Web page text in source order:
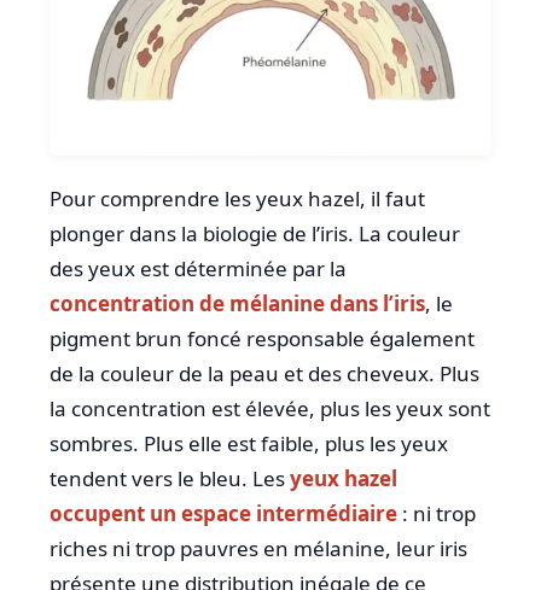
Pour comprendre les yeux hazel, il faut
plonger dans la biologie de l’iris. La couleur
des yeux est déterminée par la
concentration de mélanine dans l’iris, le
pigment brun foncé responsable également
de la couleur de la peau et des cheveux. Plus
la concentration est élevée, plus les yeux sont
sombres. Plus elle est faible, plus les yeux
tendent vers le bleu. Lesyeux hazel
occupent un espace intermédiaire : ni trop
riches ni trop pauvres en mélanine, leur iris
présente une distribution inégale de ce